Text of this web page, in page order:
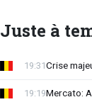
Juste à
Crise
19:31
Mercato:
19:19